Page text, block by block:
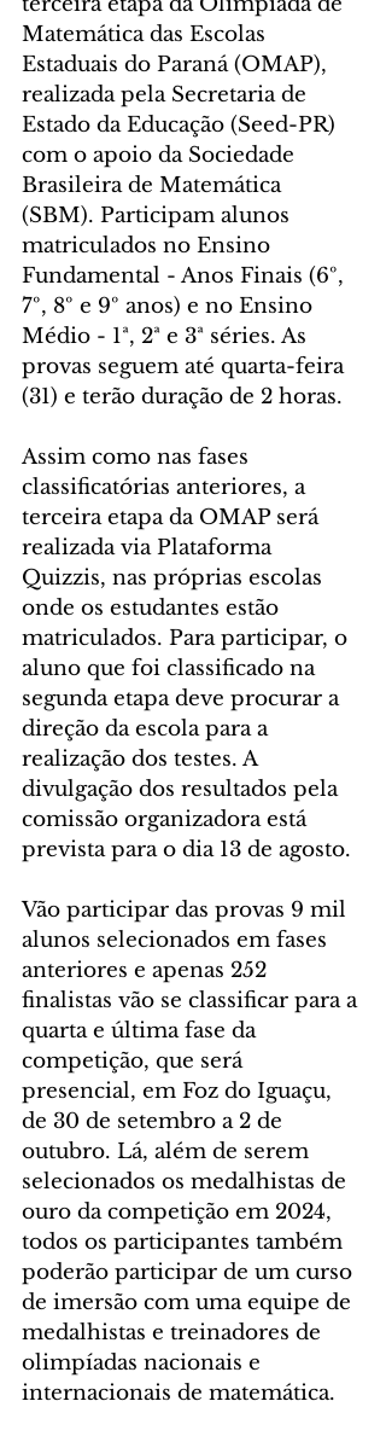
Matemática das Escolas
Estaduais do Paraná (OMAP),
realizada pela Secretaria de
Estado da Educação (Seed-PR)
com o apoio da Sociedade
Brasileira de Matemática
(SBM). Participam alunos
matriculados no Ensino
Fundamental - Anos Finais (6º,
7º, 8º e 9º anos) e no Ensino
Médio - 1ª, 2ª e 3ª séries. As
provas seguem até quarta-feira
(31) e terão duração de 2 horas.
Assim como nas fases
classificatórias anteriores, a
terceira etapa da OMAP será
realizada via Plataforma
Quizzis, nas próprias escolas
onde os estudantes estão
matriculados. Para participar, o
aluno que foi classificado na
segunda etapa deve procurar a
direção da escola para a
realização dos testes. A
divulgação dos resultados pela
comissão organizadora está
prevista para o dia 13 de agosto.
Vão participar das provas 9 mil
alunos selecionados em fases
anteriores e apenas 252
finalistas vão se classificar para a
quarta e última fase da
competição, que será
presencial, em Foz do Iguaçu,
de 30 de setembro a 2 de
outubro. Lá, além de serem
selecionados os medalhistas de
ouro da competição em 2024,
todos os participantes também
poderão participar de um curso
de imersão com uma equipe de
medalhistas e treinadores de
olimpíadas nacionais e
internacionais de matemática.